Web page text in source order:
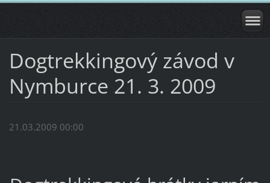
Dogtrekkingový závod v
Nymburce 21. 3. 2009
21.03.2009 00:00